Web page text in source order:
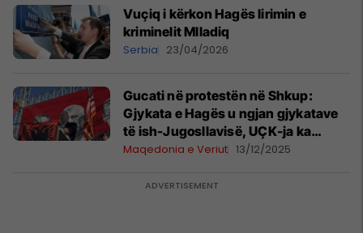
Vuçiq i kërkon Hagës lirimin e
kriminelit Mlladiq
Serbia 23/04/2026
Gucati në protestën në Shkup:
Gjykata e Hagës u ngjan gjykatave
të ish-Jugosllavisë, UÇK-ja ka
mbrojtur qytetarët
Maqedonia e Veriut 13/12/2025